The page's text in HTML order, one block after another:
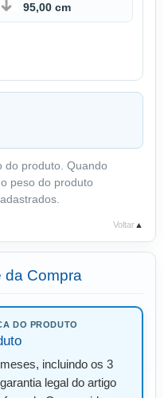
95,00 cm
do produto. Quando
peso do produto
Voltar▲
da Compra
DO PRODUTO
incluindo os 3
legal do artigo